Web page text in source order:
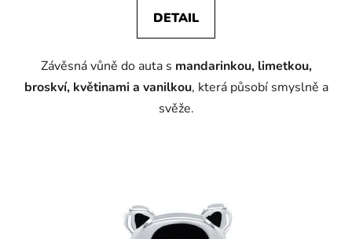
DETAIL
Závěsná vůně do auta s mandarinkou, limetkou,
broskví, květinami a vanilkou, která působí smyslně a
svěže.